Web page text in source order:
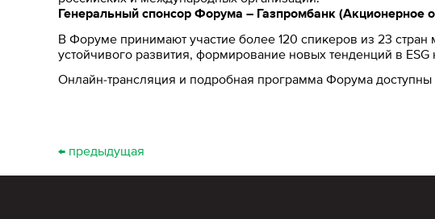
Генеральный спонсор Форума – Газпромбанк (Акционерное
В Форуме принимают участие более 120 спикеров из 23
устойчивого развития, формирование новых тенденций в
Онлайн-трансляция и подробная программа Форума доступны
← предыдущая